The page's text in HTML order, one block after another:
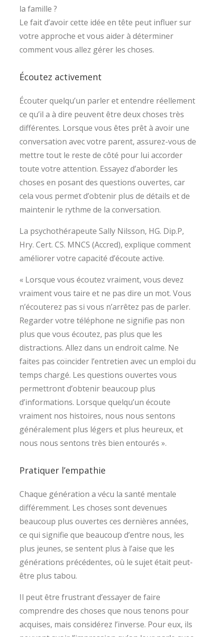
la famille ?
Le fait d’avoir cette idée en tête peut influer sur
votre approche et vous aider à déterminer
comment vous allez gérer les choses.
Écoutez activement
Écouter quelqu’un parler et entendre réellement
ce qu’il a à dire peuvent être deux choses très
différentes. Lorsque vous êtes prêt à avoir une
conversation avec votre parent, assurez-vous de
mettre tout le reste de côté pour lui accorder
toute votre attention. Essayez d’aborder les
choses en posant des questions ouvertes, car
cela vous permet d’obtenir plus de détails et de
maintenir le rythme de la conversation.
La psychothérapeute Sally Nilsson, HG. Dip.P,
Hry. Cert. CS. MNCS (Accred), explique comment
améliorer votre capacité d’écoute active.
« Lorsque vous écoutez vraiment, vous devez
vraiment vous taire et ne pas dire un mot. Vous
n’écouterez pas si vous n’arrêtez pas de parler.
Regarder votre téléphone ne signifie pas non
plus que vous écoutez, pas plus que les
distractions. Allez dans un endroit calme. Ne
faites pas coïncider l’entretien avec un emploi du
temps chargé. Les questions ouvertes vous
permettront d’obtenir beaucoup plus
d’informations. Lorsque quelqu’un écoute
vraiment nos histoires, nous nous sentons
généralement plus légers et plus heureux, et
nous nous sentons très bien entourés ».
Pratiquer l’empathie
Chaque génération a vécu la santé mentale
différemment. Les choses sont devenues
beaucoup plus ouvertes ces dernières années,
ce qui signifie que beaucoup d’entre nous, les
plus jeunes, se sentent plus à l’aise que les
générations précédentes, où le sujet était peut-
être plus tabou.
Il peut être frustrant d’essayer de faire
comprendre des choses que nous tenons pour
acquises, mais considérez l’inverse. Pour eux, ils